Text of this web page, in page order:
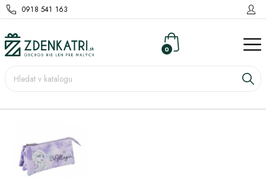
0918 541 163
0